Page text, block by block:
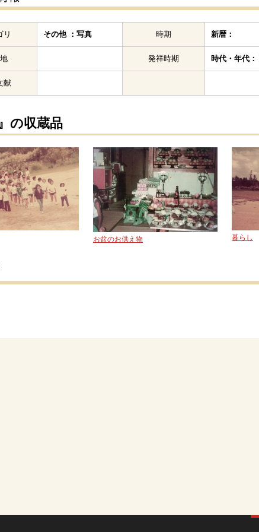
リ その他 ：写真 時期 新暦：
発祥時期 時代・年代：
献
の収蔵品
お盆のお供え物 暮らし